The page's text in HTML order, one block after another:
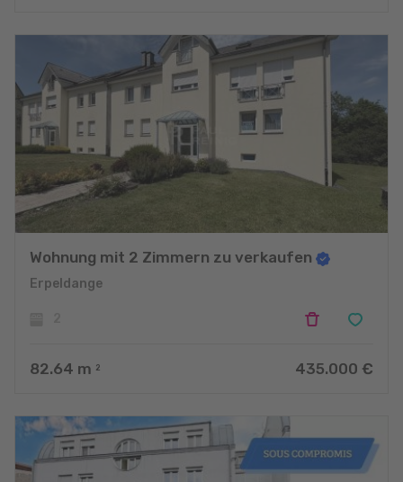
Wohnung mit 2 Zimmern zu verkaufen
Erpeldange
82.64 m 2 435.000 €